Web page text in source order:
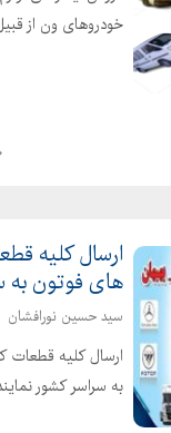
خودروهای ون از
دلیکا . لوازم ون
ارسال کلیه
های فوتون به
سید حسین نورافشان
ارسال کلیه قطعات
به سراسر کشور